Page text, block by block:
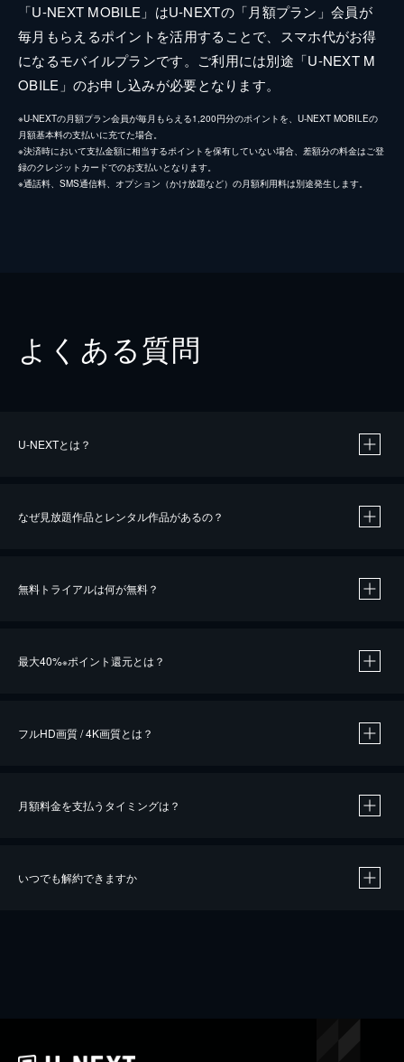
「U-NEXT MOBILE」はU-NEXTの「月額プラン」会員が
毎月もらえるポイントを活用することで、スマホ代がお得
になるモバイルプランです。ご利用には別途「U-NEXT M
OBILE」のお申し込みが必要となります。
※U-NEXTの月額プラン会員が毎月もらえる1,200円分のポイントを、U-NEXT MOBILEの
月額基本料の支払いに充てた場合。
※決済時において支払金額に相当するポイントを保有していない場合、差額分の料金はご登
録のクレジットカードでのお支払いとなります。
※通話料、SMS通信料、オプション（かけ放題など）の月額利用料は別途発生します。
よくある質問
U-NEXTとは？
なぜ見放題作品とレンタル作品があるの？
無料トライアルは何が無料？
最大40%※ポイント還元とは？
※40％ポイント還元の対象は、クレジットカード決済による作品の購入 / レンタルです。
iOSアプリのUコイン決済による作品の購入 / レンタルは、20％のポイント還元です。
フルHD画質 / 4K画質とは？
月額料金を支払うタイミングは？
いつでも解約できますか